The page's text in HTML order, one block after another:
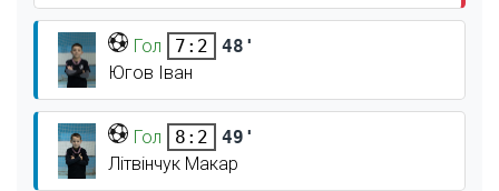
Гол 7:2
48'
Югов Іван
Гол 8:2
49'
Літвінчук Макар